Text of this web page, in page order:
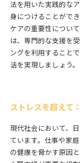
法を用いた実践的な
身につけることがで
ケアの重要性につい
は、専門的な支援を
ングを利用すること
活を実現しましょう。
ストレスを超えて
現代社会において、
ています。仕事や家
の健康を脅かす原因